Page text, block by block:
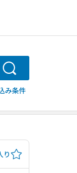
検索
み条件
り